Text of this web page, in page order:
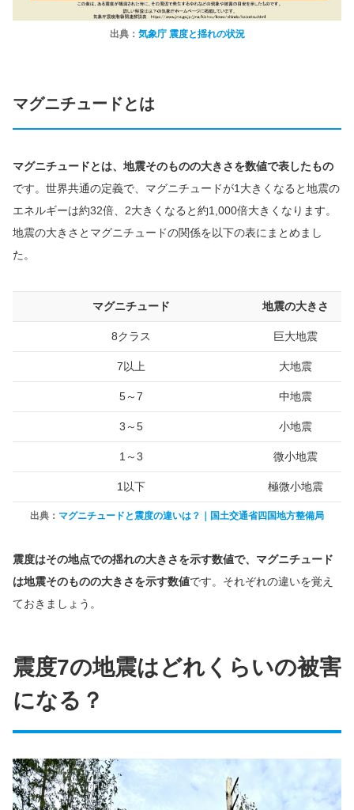
出典： 気象庁 震度と揺れの状況
マグニチュードとは
マグニチュードとは、地震そのものの大きさを数値で表したもの
です。世界共通の定義で、マグニチュードが1大きくなると地震の
エネルギーは約32倍、2大きくなると約1,000倍大きくなります。
地震の大きさとマグニチュードの関係を以下の表にまとめまし
た。
マグニチュード 地震の大きさ
8クラス 巨大地震
7以上 大地震
5～7 中地震
3～5 小地震
1～3 微小地震
1以下 極微小地震
出典： マグニチュードと震度の違いは？｜国土交通省四国地方整備局
震度はその地点での揺れの大きさを示す数値で、マグニチュード
は地震そのものの大きさを示す数値です。それぞれの違いを覚え
ておきましょう。
震度7の地震はどれくらいの被害
になる？